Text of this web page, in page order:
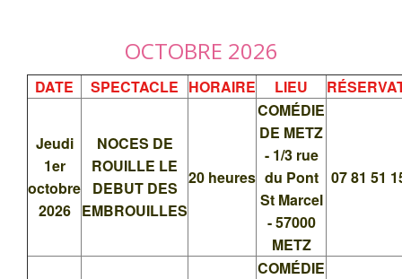
OCTOBRE 2026
DATE SPECTACLE HORAIRE LIEU
Jeudi
1er
octobre
2026
NOCES DE
ROUILLE LE
DEBUT DES
EMBROUILLES
20 heures
COMÉDIE
DE METZ
- 1/3 rue
du Pont
St Marcel
- 57000
METZ
07 81 51
COMÉDIE